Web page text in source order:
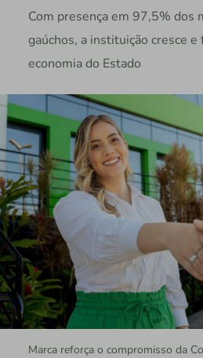
Com presença em 97,5% dos
gaúchos, a instituição cresce e
economia do Estado
Marca reforça o compromisso da